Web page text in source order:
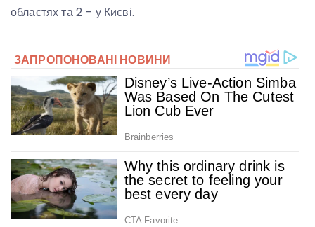
областях та 2 – у Києві.